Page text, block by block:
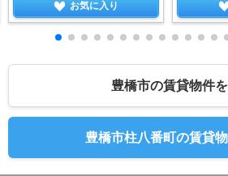
お気に入り
豊橋市の賃貸物件
豊橋市柱八番町の賃貸